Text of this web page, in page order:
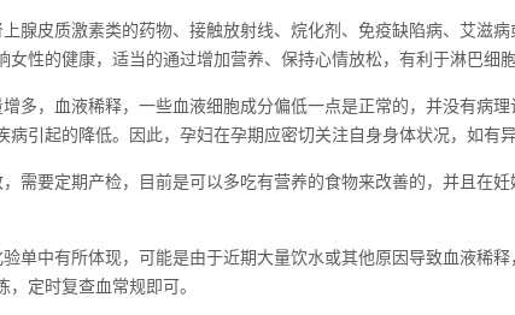
腺皮质激素类的药物、接触放射线、烷化剂、免疫缺陷病、艾滋
性的健康，适当的通过增加营养、保持心情放松，有利于淋巴细胞
多，血液稀释，一些血液细胞成分偏低一点是正常的，并没有病
引起的降低。因此，孕妇在孕期应密切关注自身身体状况，如有异
需要定期产检，目前是可以多吃有营养的食物来改善的，并且在
单中有所体现，可能是由于近期大量饮水或其他原因导致血液稀
定时复查血常规即可。